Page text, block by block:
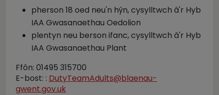
pherson 18 oed neu'n hŷn, cysylltwch â'r Hyb
IAA Gwasanaethau Oedolion
plentyn neu berson ifanc, cysylltwch â'r Hyb
IAA Gwasanaethau Plant
Ffôn: 01495 315700
E-bost: : DutyTeamAdults@blaenau-
gwent.gov.uk